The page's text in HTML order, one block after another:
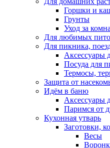
Горшки и
Грунты
Уход за
Для любимых
Для пикника,
Аксессуары
Посуда для
Термосы,
Защита от
Идём в баню
Аксессуары
Паримся от
Кухонная утварь
Заготовки,
Весы